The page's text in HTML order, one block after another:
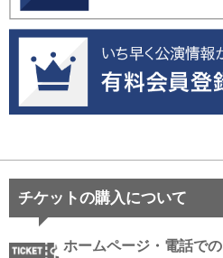
チケットの購入について
ホームページ・電話での